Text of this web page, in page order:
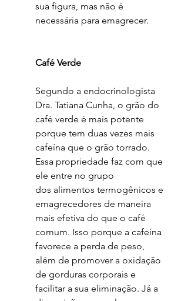
sua figura, mas não é
necessária para emagrecer.
Café Verde
Segundo a endocrinologista
Dra. Tatiana Cunha, o grão do
café verde é mais potente
porque tem duas vezes mais
cafeína que o grão torrado.
Essa propriedade faz com que
ele entre no grupo
dos alimentos termogênicos e
emagrecedores de maneira
mais efetiva do que o café
comum. Isso porque a cafeína
favorece a perda de peso,
além de promover a oxidação
de gorduras corporais e
facilitar a sua eliminação. Já a